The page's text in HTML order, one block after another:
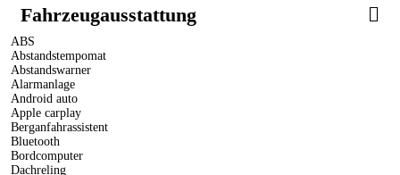
Fahrzeugausstattung
ABS
Abstandstempomat
Abstandswarner
Alarmanlage
Android auto
Apple carplay
Berganfahrassistent
Bluetooth
Bordcomputer
Dachreling